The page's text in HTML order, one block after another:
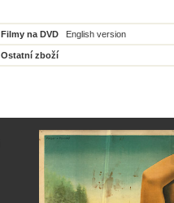
Filmy na DVD English version
Ostatní zboží